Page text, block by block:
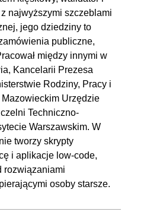
najwyższymi szczeblami
jego dziedziny to
publiczne,
między innymi w
Kancelarii Prezesa
Rodziny, Pracy i
Mazowieckim Urzędzie
Techniczno-
Warszawskim. W
tworzy skrypty
i aplikacje low-code,
rozwiązaniami
osoby starsze.